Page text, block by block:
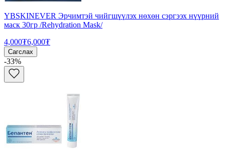
YBSKINEVER Эрчимтэй чийгшүүлэх нөхөн сэргээх нүүрний
маск 30гр /Rehydration Mask/
4,000₮6,000₮
Сагслах
-33%